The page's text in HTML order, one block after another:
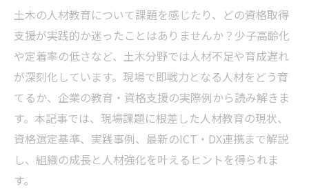
土木の人材教育について課題を感じたり、どの資格取得
支援が実践的か迷ったことはありませんか？少子高齢化
や定着率の低さなど、土木分野では人材不足や育成遅れ
が深刻化しています。現場で即戦力となる人材をどう育
てるか、企業の教育・資格支援の実際例から読み解きま
す。本記事では、現場課題に根差した人材教育の現状、
資格選定基準、実践事例、最新のICT・DX連携まで解説
し、組織の成長と人材強化を叶えるヒントを得られま
す。